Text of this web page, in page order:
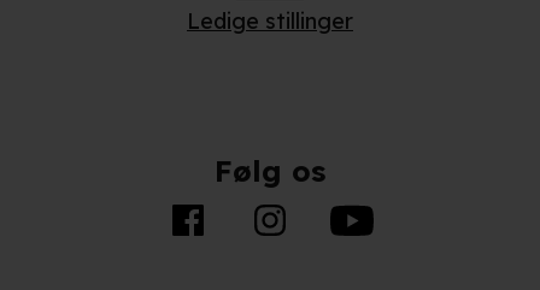
præferencer og til markedsføring.
behandling af dine personoplysninger i både vores
cookiepolitik
Ledige stillinger
Følg os